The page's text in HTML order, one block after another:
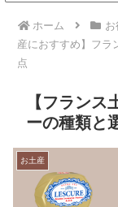
ホーム お
産におすすめ】フラ
点
【フラン
ーの種類と
お土産